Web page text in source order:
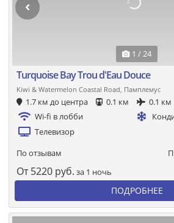
1 / 24
Turquoise Bay Trou d'Eau Douce
Kiwi & Watermelon Coastal Road, Памплемус
1.7 км до центра 0.1 км
0.1 км
Wi-fi в лобби
Телевизор
По отзывам
От 5220 руб. за 1 ночь
ПОДРОБНЕЕ